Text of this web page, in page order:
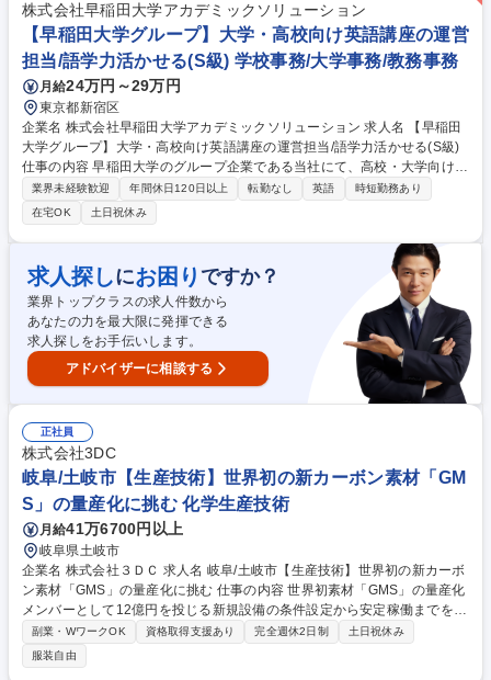
立案・実行■採用計画の企画立案■組織活性化施策の実施■人事評価制度の
見直し、採用ブランディングの強化など 募集職種 【立川/人事・経営戦
略】■睡眠で世界の人を幸せにする■寝具家具ブランド
株式会社早稲田大学アカデミックソリューション
【早稲田大学グループ】大学・高校向け英語講座の運営
担当/語学力活かせる(S級) 学校事務/大学事務/教務事務
月給24万円～29万円
東京都新宿区
企業名 株式会社早稲田大学アカデミックソリューション 求人名 【早稲田
大学グループ】大学・高校向け英語講座の運営担当/語学力活かせる(S級)
仕事の内容 早稲田大学のグループ企業である当社にて、高校・大学向け英
語講座の運営担当。学校との調整、授業運営支援、効果検証、改善提案ま
で幅広く担っていただきます。～英語教育に関心を持ち、意欲的に取り組
める方～ ・授業運営支援（スケジュール管理、成績管理、LMS管理等）
・アンケート集計・分析、報告書作成 ・広報・営業活動全般 ・クライア
ントとの調整業務 ・外国人スタッフとの講座企画、教材作成支援、提案書
作成 ・データにもとづくプログラムの改善提案 募集職種 【早稲田大学グ
ループ】大学・高校向け英語講座の運営担当/語学力活かせる(S級)
業界未経験歓迎 年間休日120日以上 転勤なし 英語
時短勤務あり
在宅OK
土日祝休み
求人探しにお困り ですか？
業界トップクラスの求人件数から
あなたの力を最大限に発揮できる
求人探しをお手伝いします。
アドバイザーに相談する
正社員
株式会社3DC
岐阜/土岐市【生産技術】世界初の新カーボン素材「GM
S」の量産化に挑む 化学生産技術
月給41万6700円以上
岐阜県土岐市
企業名 株式会社３ＤＣ 求人名 岐阜/土岐市【生産技術】世界初の新カーボ
ン素材「GMS」の量産化に挑む 仕事の内容 世界初素材「GMS」の量産化
メンバーとして12億円を投じる新規設備の条件設定から安定稼働までをメ
イン担当でご活躍いただきます。2027年のトンスケール稼働に向けた量
産ラインの構築・最適化がミッションです。 ■CVD装置の運転条件設定
（温度/流量/圧力の最適化） ■量産スケールでの再現性向上・品質安定
副業・WワークOK 資格取得支援あり 完全週休2日制
土日祝休み
服装自由